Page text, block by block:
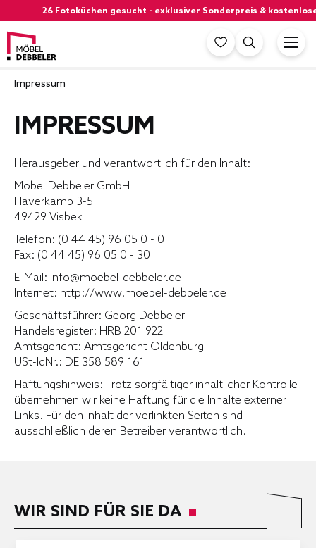
26 Fotoküchen gesucht - exklusiver Sonderpreis &
Impressum
IMPRESSUM
Herausgeber und verantwortlich für den Inhalt:
Möbel Debbeler GmbH
Haverkamp 3-5
49429 Visbek
Telefon: (0 44 45) 96 05 0 - 0
Fax: (0 44 45) 96 05 0 - 30
E-Mail: info@moebel-debbeler.de
Internet: http://www.moebel-debbeler.de
Geschäftsführer: Georg Debbeler
Handelsregister: HRB 201 922
Amtsgericht: Amtsgericht Oldenburg
USt-IdNr.: DE 358 589 161
Haftungshinweis: Trotz sorgfältiger inhaltlicher Kontrolle
übernehmen wir keine Haftung für die Inhalte externer
Links. Für den Inhalt der verlinkten Seiten sind
ausschließlich deren Betreiber verantwortlich.
WIR SIND FÜR SIE DA